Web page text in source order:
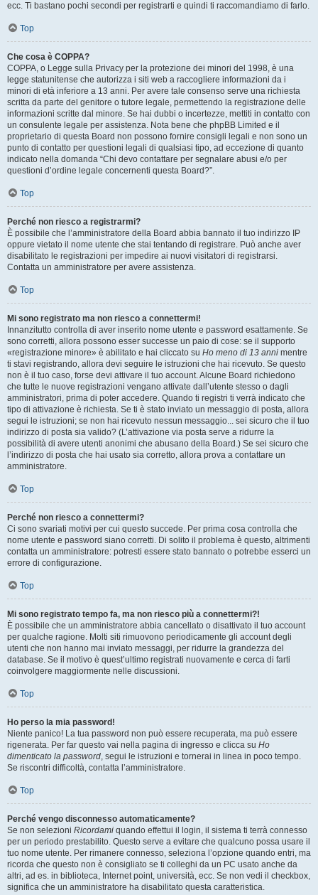
ecc. Ti bastano pochi secondi per registrarti e quindi ti raccomandiamo di farlo.
Top
Che cosa è COPPA?
COPPA, o Legge sulla Privacy per la protezione dei minori del 1998, è una
legge statunitense che autorizza i siti web a raccogliere informazioni da i
minori di età inferiore a 13 anni. Per avere tale consenso serve una richiesta
scritta da parte del genitore o tutore legale, permettendo la registrazione delle
informazioni scritte dal minore. Se hai dubbi o incertezze, mettiti in contatto con
un consulente legale per assistenza. Nota bene che phpBB Limited e il
proprietario di questa Board non possono fornire consigli legali e non sono un
punto di contatto per questioni legali di qualsiasi tipo, ad eccezione di quanto
indicato nella domanda “Chi devo contattare per segnalare abusi e/o per
questioni d’ordine legale concernenti questa Board?”.
Top
Perché non riesco a registrarmi?
È possibile che l’amministratore della Board abbia bannato il tuo indirizzo IP
oppure vietato il nome utente che stai tentando di registrare. Può anche aver
disabilitato le registrazioni per impedire ai nuovi visitatori di registrarsi.
Contatta un amministratore per avere assistenza.
Top
Mi sono registrato ma non riesco a connettermi!
Innanzitutto controlla di aver inserito nome utente e password esattamente. Se
sono corretti, allora possono esser successe un paio di cose: se il supporto
«registrazione minore» è abilitato e hai cliccato su Ho meno di 13 anni mentre
ti stavi registrando, allora devi seguire le istruzioni che hai ricevuto. Se questo
non è il tuo caso, forse devi attivare il tuo account. Alcune Board richiedono
che tutte le nuove registrazioni vengano attivate dall’utente stesso o dagli
amministratori, prima di poter accedere. Quando ti registri ti verrà indicato che
tipo di attivazione è richiesta. Se ti è stato inviato un messaggio di posta, allora
segui le istruzioni; se non hai ricevuto nessun messaggio... sei sicuro che il tuo
indirizzo di posta sia valido? (L’attivazione via posta serve a ridurre la
possibilità di avere utenti anonimi che abusano della Board.) Se sei sicuro che
l’indirizzo di posta che hai usato sia corretto, allora prova a contattare un
amministratore.
Top
Perché non riesco a connettermi?
Ci sono svariati motivi per cui questo succede. Per prima cosa controlla che
nome utente e password siano corretti. Di solito il problema è questo, altrimenti
contatta un amministratore: potresti essere stato bannato o potrebbe esserci un
errore di configurazione.
Top
Mi sono registrato tempo fa, ma non riesco più a connettermi?!
È possibile che un amministratore abbia cancellato o disattivato il tuo account
per qualche ragione. Molti siti rimuovono periodicamente gli account degli
utenti che non hanno mai inviato messaggi, per ridurre la grandezza del
database. Se il motivo è quest’ultimo registrati nuovamente e cerca di farti
coinvolgere maggiormente nelle discussioni.
Top
Ho perso la mia password!
Niente panico! La tua password non può essere recuperata, ma può essere
rigenerata. Per far questo vai nella pagina di ingresso e clicca su Ho
dimenticato la password, segui le istruzioni e tornerai in linea in poco tempo.
Se riscontri difficoltà, contatta l’amministratore.
Top
Perché vengo disconnesso automaticamente?
Se non selezioni Ricordami quando effettui il login, il sistema ti terrà connesso
per un periodo prestabilito. Questo serve a evitare che qualcuno possa usare il
tuo nome utente. Per rimanere connesso, seleziona l’opzione quando entri, ma
ricorda che questo non è consigliato se ti colleghi da un PC usato anche da
altri, ad es. in biblioteca, Internet point, università, ecc. Se non vedi il checkbox,
significa che un amministratore ha disabilitato questa caratteristica.